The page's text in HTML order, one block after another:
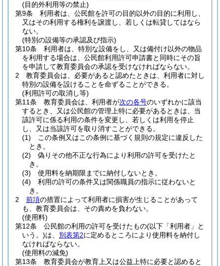
(目的外利用等の禁止)
第9条
利用者は、公民館を許可の目的以外の目的に利用し、
又はその利用する権利を譲渡し、若しくは転貸してはなら
ない。
(特別の設備等の承認及び指示)
第10条
利用者は、特別な設備をし、又は備付け以外の物品
を利用する場合は、公民館利用許可申請書と同時にその旨
を申請して教育委員会の承認を受けなければならない。
2
教育委員会は、必要があると認めたときは、利用者に対し
特別の設備を設けることを命ずることができる。
(利用許可の取消し等)
第11条
教育委員会は、利用者が次の各号のいずれかに該当
するとき、又は公民館の管理上特に必要があるときは、当
該許可に係る利用の条件を変更し、若しくは利用を停止
し、又は当該許可を取り消すことができる。
(1)
この条例又はこの条例に基づく規則の規定に違反した
とき。
(2)
偽りその他不正な行為により利用の許可を受けたと
き。
(3)
使用料を納期限までに納付しないとき。
(4)
利用の許可の条件又は関係職員の指示に従わないと
き。
2
前項の措置によって利用者に損害が生じることがあって
も、教育委員会は、その責めを負わない。
(使用料)
第12条
公民館の利用の許可を受けたもの(以下「利用者」と
いう。)は、 別表第2に定めるところにより使用料を納付し
なければならない。
(使用料の減免)
第13条
教育委員会が教育上又は公益上特に必要と認めると